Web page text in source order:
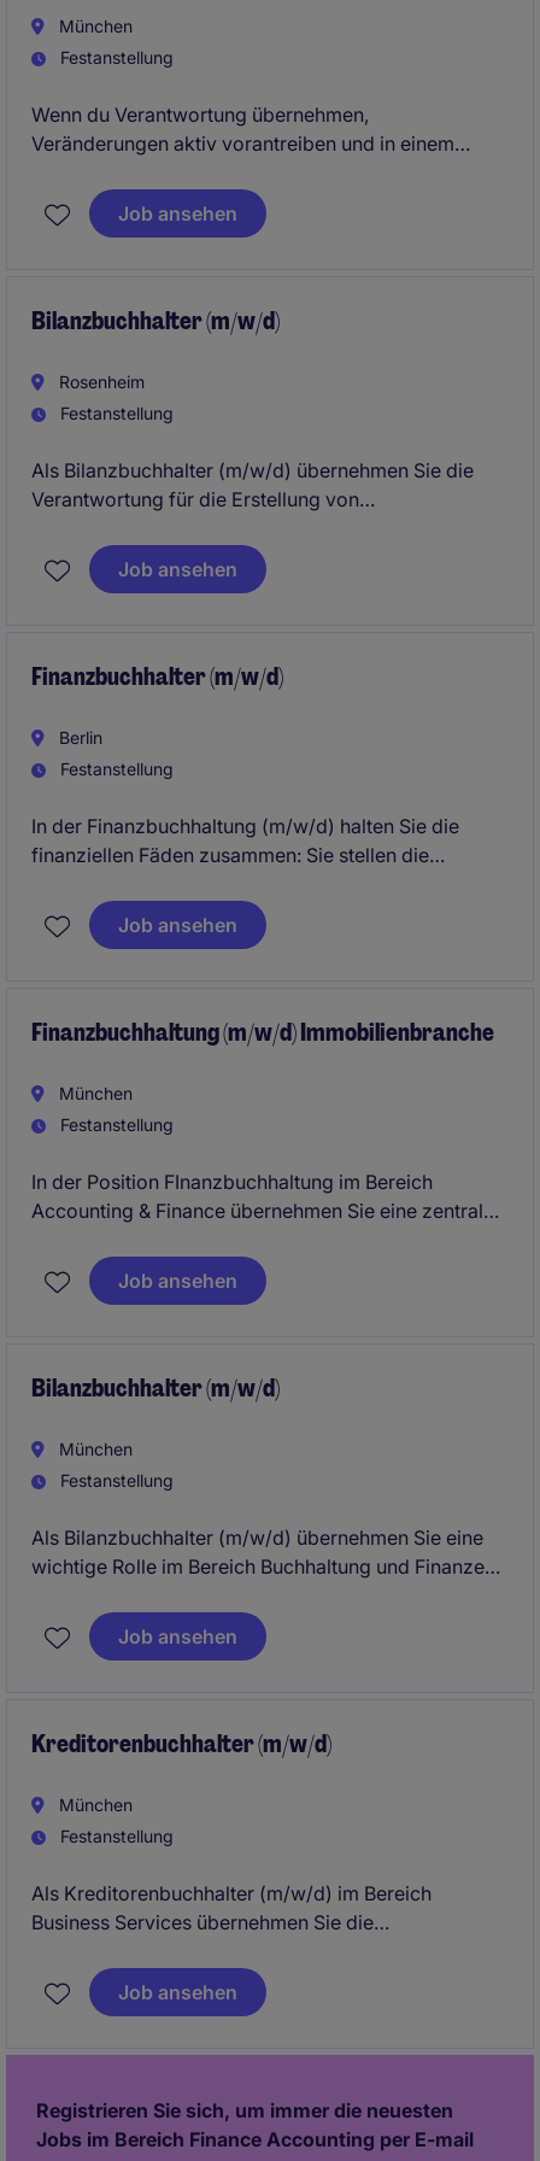
München
Festanstellung
Wenn du Verantwortung übernehmen,
Veränderungen aktiv vorantreiben und in einem
neue Ideen schätzt, dann bist du bei uns genau
richtig.
Job ansehen
Bilanzbuchhalter (m/w/d)
Rosenheim
Festanstellung
Als Bilanzbuchhalter (m/w/d) übernehmen Sie die
Verantwortung für die Erstellung von
Einhaltung gesetzlicher Vorgaben im Bereich
Rechnungswesen. Sie arbeiten eng mit internen und
Job ansehen
Finanzbuchhalter (m/w/d)
Berlin
Festanstellung
In der Finanzbuchhaltung (m/w/d) halten Sie die
finanziellen Fäden zusammen: Sie stellen die
buchhalterischen Vorgänge sicher, schaffen
Transparenz über die Finanzlage und leisten einen
Job ansehen
Finanzbuchhaltung (m/w/d) Immobilienbranche
München
Festanstellung
In der Position FInanzbuchhaltung im Bereich
Accounting & Finance übernehmen Sie eine zentrale
Immobilienbranche. Ihre Aufgaben umfassen die
Unterstützung im Tagesgeschäft sowie die
Job ansehen
Bilanzbuchhalter (m/w/d)
München
Festanstellung
Als Bilanzbuchhalter (m/w/d) übernehmen Sie eine
wichtige Rolle im Bereich Buchhaltung und Finanzen
Finanzberichterstattung. Diese Position bietet Ihnen
die Möglichkeit, Ihre Fachkenntnisse im
Job ansehen
Kreditorenbuchhalter (m/w/d)
München
Festanstellung
Als Kreditorenbuchhalter (m/w/d) im Bereich
Business Services übernehmen Sie die
von Kreditorenbuchhaltungsaufgaben. Diese
spannende Position in München bietet Ihnen die
Job ansehen
Registrieren Sie sich, um immer die neuesten
Jobs im Bereich Finance Accounting per E-mail